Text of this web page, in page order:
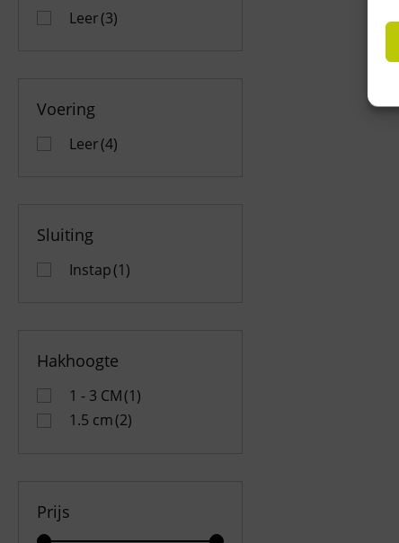
Leer(3)
Voering
Leer(4)
Sluiting
Instap(1)
Hakhoogte
1 - 3 CM(1)
1.5 cm(2)
Prijs